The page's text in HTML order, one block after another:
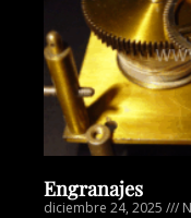
Engranajes
diciembre 24, 2025